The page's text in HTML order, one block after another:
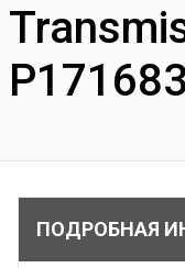
ПОДРОБНАЯ